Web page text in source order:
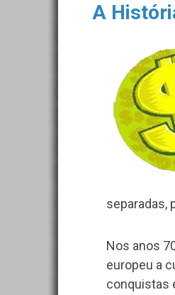
A
separadas,
Nos anos
europeu a
conquistas